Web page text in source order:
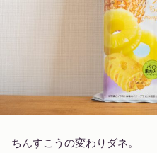
ちんすこうの変わりダネ。